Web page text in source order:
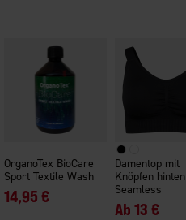
OrganoTex BioCare
Sport Textile Wash
14,95 €
Damentop mit
Knöpfen hinten
Seamless
Ab13 €